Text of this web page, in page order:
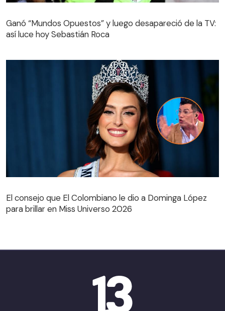
Ganó “Mundos Opuestos” y luego desapareció de la TV:
así luce hoy Sebastián Roca
para brillar en Miss Universo 2026
El consejo que El Colombiano le dio a Dominga López
para brillar en Miss Universo 2026